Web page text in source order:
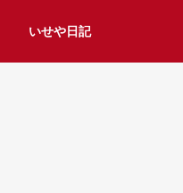
いせや日記